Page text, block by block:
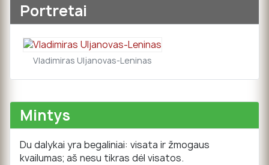
Portretai
Vladimiras Uljanovas-Leninas
Mintys
Du dalykai yra begaliniai: visata ir žmogaus
kvailumas; aš nesu tikras dėl visatos.